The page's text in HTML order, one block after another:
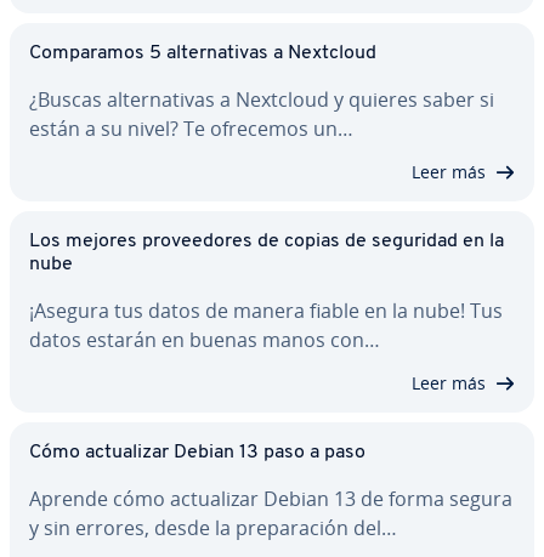
Co­m­pa­ra­mos 5 al­te­r­na­ti­vas a Nextcloud
¿Buscas al­te­r­na­ti­vas a Nextcloud y quieres saber si
están a su nivel? Te ofrecemos un…
Leer más
Los mejores pro­vee­do­res de copias de seguridad en la
nube
¡Asegura tus datos de manera fiable en la nube! Tus
datos estarán en buenas manos con…
Leer más
Cómo ac­tua­li­zar Debian 13 paso a paso
Aprende cómo ac­tua­li­zar Debian 13 de forma segura
y sin errores, desde la pre­pa­ra­ción del…